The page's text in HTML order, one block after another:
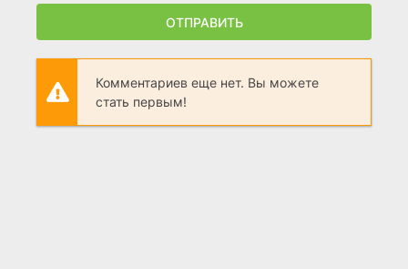
ОТПРАВИТЬ
Комментариев еще нет. Вы можете
стать первым!